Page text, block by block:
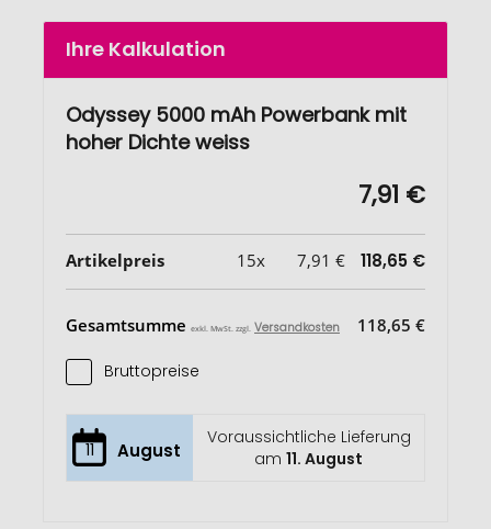
Ihre Kalkulation
Odyssey 5000 mAh Powerbank mit
hoher Dichte weiss
7,91 €
Artikelpreis 15x 7,91 € 118,65 €
Gesamtsumme exkl. MwSt. zzgl. Versandkosten 118,65 €
Bruttopreise
11 August
Voraussichtliche Lieferung
am11. August